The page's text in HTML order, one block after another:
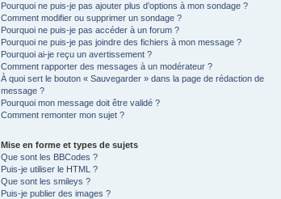
Pourquoi ne puis-je pas ajouter plus d’options à mon sondage ?
Comment modifier ou supprimer un sondage ?
Pourquoi ne puis-je pas accéder à un forum ?
Pourquoi ne puis-je pas joindre des fichiers à mon message ?
Pourquoi ai-je reçu un avertissement ?
Comment rapporter des messages à un modérateur ?
À quoi sert le bouton « Sauvegarder » dans la page de rédaction de
message ?
Pourquoi mon message doit être validé ?
Comment remonter mon sujet ?
Mise en forme et types de sujets
Que sont les BBCodes ?
Puis-je utiliser le HTML ?
Que sont les smileys ?
Puis-je publier des images ?